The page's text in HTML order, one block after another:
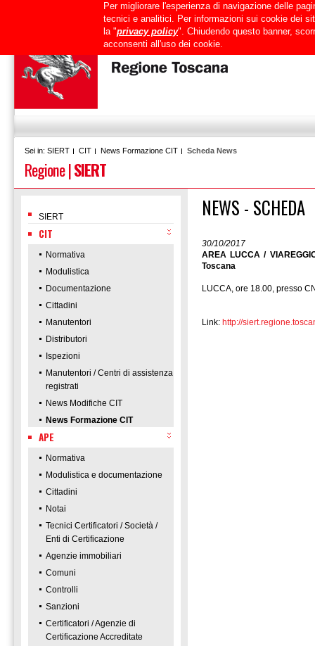
Mappa del sito RTRT Intranet
Sei in: SIERT CIT News Formazione CIT Scheda News
Regione|SIERT
SIERT
CIT
Normativa
Modulistica
Documentazione
Cittadini
Manutentori
Distributori
Ispezioni
Manutentori / Centri di assistenza
registrati
News Modifiche CIT
News Formazione CIT
APE
Normativa
Modulistica e documentazione
Cittadini
Notai
Tecnici Certificatori / Società /
Enti di Certificazione
Agenzie immobiliari
Comuni
Controlli
Sanzioni
Certificatori / Agenzie di
Certificazione Accreditate
NEWS - SCHEDA
30/10/2017
AREA LUCCA /
Toscana
LUCCA, ore 18.00, presso
Link: http://
Per migliorare l'esperienza di navigazione delle
tecnici e analitici. Per informazioni sui cookie dei
la "privacy policy". Chiudendo questo banner,
acconsenti all'uso dei cookie.